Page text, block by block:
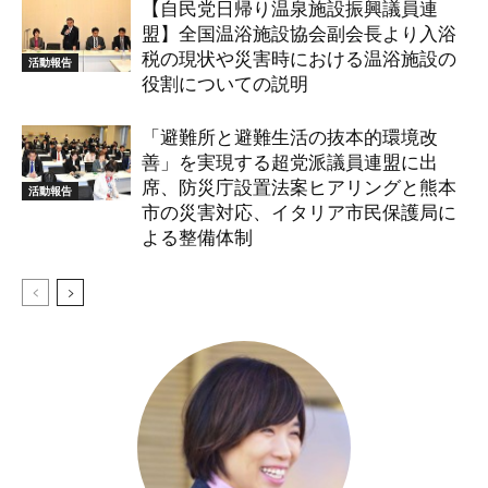
活動報告
【自民党日帰り温泉施設振興議員連
盟】全国温浴施設協会副会長より入浴
税の現状や災害時における温浴施設の
役割についての説明
活動報告
「避難所と避難生活の抜本的環境改
善」を実現する超党派議員連盟に出
席、防災庁設置法案ヒアリングと熊本
市の災害対応、イタリア市民保護局に
よる整備体制